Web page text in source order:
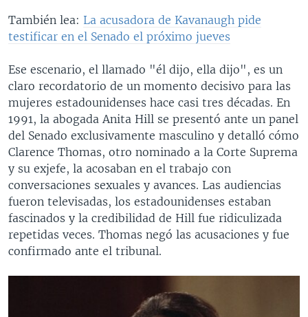
También lea: La acusadora de Kavanaugh pide
testificar en el Senado el próximo jueves
Ese escenario, el llamado "él dijo, ella dijo", es un
claro recordatorio de un momento decisivo para las
mujeres estadounidenses hace casi tres décadas. En
1991, la abogada Anita Hill se presentó ante un panel
del Senado exclusivamente masculino y detalló cómo
Clarence Thomas, otro nominado a la Corte Suprema
y su exjefe, la acosaban en el trabajo con
conversaciones sexuales y avances. Las audiencias
fueron televisadas, los estadounidenses estaban
fascinados y la credibilidad de Hill fue ridiculizada
repetidas veces. Thomas negó las acusaciones y fue
confirmado ante el tribunal.